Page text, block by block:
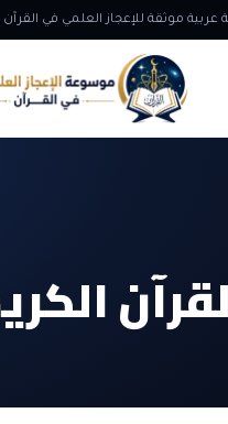
موثقة للإعجاز العلمي في القرآن